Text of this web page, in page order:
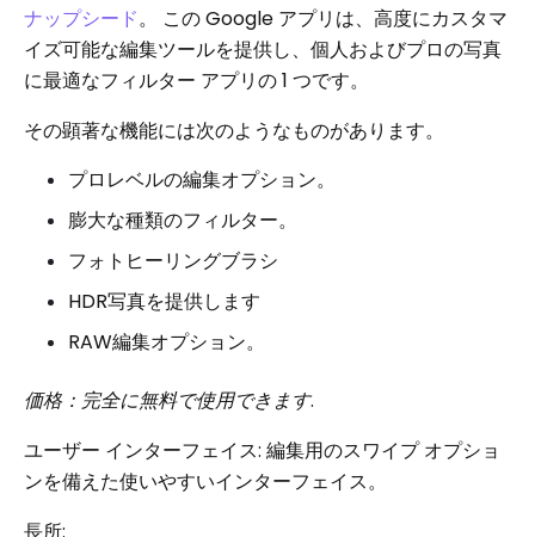
ナップシード。 この Google アプリは、高度にカスタマ
イズ可能な編集ツールを提供し、個人およびプロの写真
に最適なフィルター アプリの 1 つです。
その顕著な機能には次のようなものがあります。
プロレベルの編集オプション。
膨大な種類のフィルター。
フォトヒーリングブラシ
HDR写真を提供します
RAW編集オプション。
価格：完全に無料で使用できます.
ユーザー インターフェイス: 編集用のスワイプ オプショ
ンを備えた使いやすいインターフェイス。